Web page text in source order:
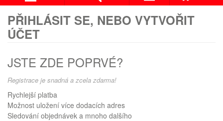
PŘIHLÁSIT SE, NEBO VYTVOŘIT
ÚČET
JSTE ZDE POPRVÉ?
Registrace je snadná a zcela zdarma!
Rychlejší platba
Možnost uložení více dodacích adres
Sledování objednávek a mnoho dalšího